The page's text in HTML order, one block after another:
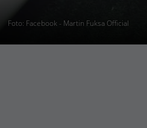
Foto: Facebook - Martin Fuksa Official